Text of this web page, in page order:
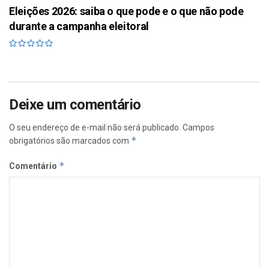
Eleições 2026: saiba o que pode e o que não pode
durante a campanha eleitoral
Deixe um comentário
O seu endereço de e-mail não será publicado. Campos
obrigatórios são marcados com *
Comentário *